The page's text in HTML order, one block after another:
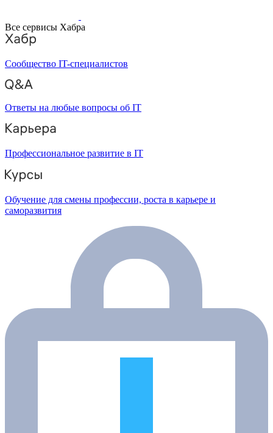
Все сервисы Хабра
Сообщество IT-специалистов
Ответы на любые вопросы об IT
Профессиональное развитие в IT
Обучение для смены профессии, роста в карьере и
саморазвития